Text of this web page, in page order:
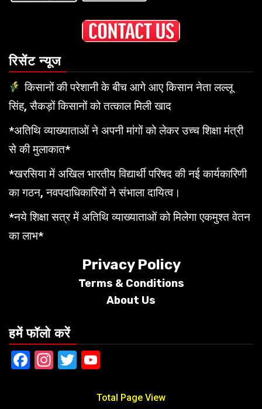
रिसेंट न्यूज
किसानों की परेशानी के बीच आगे आए किसान नेता लल्लू
सिंह, सैकड़ों किसानों को तत्काल मिली खाद
*अतिथि व्याख्याताओं ने अपनी मांगों को लेकर उच्च शिक्षा मंत्री
से की मुलाकात*
*खरसिया में अखिल भारतीय विद्यार्थी परिषद की नई कार्यकारिणी
का गठन, नवपदाधिकारियों ने संभाला दायित्व।
*नये शिक्षा सत्र में अतिथि व्याख्याताओं को मिलेगा एकमुश्त वेतन
का लाभ*
Privacy Policy
Terms & Conditions
About Us
हमें फॉलो करें
Facebook
Instagram
Twitter
Total Page View